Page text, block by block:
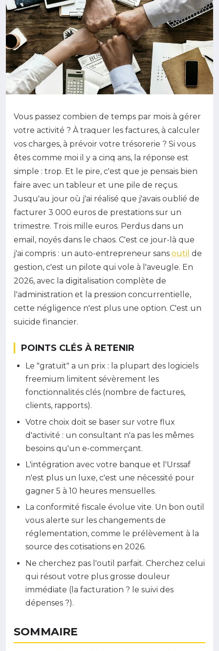
Vous passez combien de temps par mois à gérer
votre activité ? À traquer les factures, à calculer
vos charges, à prévoir votre trésorerie ? Si vous
êtes comme moi il y a cinq ans, la réponse est
simple : trop. Et le pire, c'est que je pensais bien
faire avec un tableur et une pile de reçus.
Jusqu'au jour où j'ai réalisé que j'avais oublié de
facturer 3 000 euros de prestations sur un
trimestre. Trois mille euros. Perdus dans un
email, noyés dans le chaos. C'est ce jour-là que
j'ai compris : un auto-entrepreneur sans outil de
gestion, c'est un pilote qui vole à l'aveugle. En
2026, avec la digitalisation complète de
l'administration et la pression concurrentielle,
cette négligence n'est plus une option. C'est un
suicide financier.
POINTS CLÉS À RETENIR
Le "gratuit" a un prix : la plupart des logiciels
freemium limitent sévèrement les
fonctionnalités clés (nombre de factures,
clients, rapports).
Votre choix doit se baser sur votre flux
d'activité : un consultant n'a pas les mêmes
besoins qu'un e-commerçant.
L'intégration avec votre banque et l'Urssaf
n'est plus un luxe, c'est une nécessité pour
gagner 5 à 10 heures mensuelles.
La conformité fiscale évolue vite. Un bon outil
vous alerte sur les changements de
réglementation, comme le prélèvement à la
source des cotisations en 2026.
Ne cherchez pas l'outil parfait. Cherchez celui
qui résout votre plus grosse douleur
immédiate (la facturation ? le suivi des
dépenses ?).
SOMMAIRE